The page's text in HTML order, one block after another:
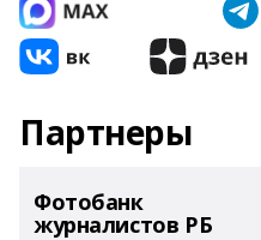
Партнеры
Фотобанк
журналистов РБ